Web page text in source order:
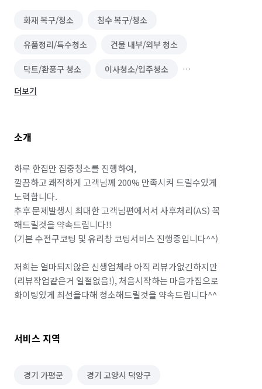
화재 복구/청소 침수 복구/청소
유품정리/특수청소 건물 내부/외부 청소
닥트/환풍구 청소 이사청소/입주청소
바닥 청소 (왁스 코팅)
비둘기 퇴치
더보기
소개
하루 한집만 집중청소를 진행하여,
깔끔하고 쾌적하게 고객님께 200% 만족시켜 드릴수있게
노력합니다.
추후 문제발생시 최대한 고객님편에서서 사후처리(AS) 꼭
해드릴것을 약속드립니다!!
(기본 수전구코팅 및 유리창 코팅서비스 진행중입니다^^)
저희는 얼마되지않은 신생업체라 아직 리뷰가없긴하지만
(리뷰작업같은거 일절없음!), 처음시작하는 마음가짐으로
화이팅있게 최선을다해 청소해드릴것을 약속드립니다^^
서비스 지역
경기 가평군 경기 고양시 덕양구